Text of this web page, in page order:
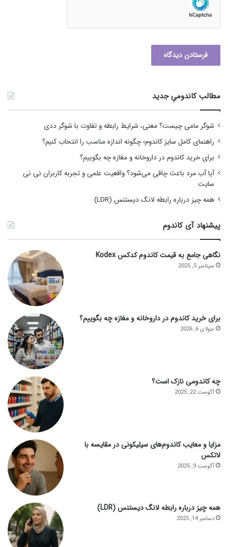
مطالب کاندومیِ جدید
شوگر مامی چیست؟ معنی، شرایط رابطه و تفاوت با شوگر ددی
راهنمای کامل سایز کاندوم؛ چگونه اندازه مناسب را انتخاب کنیم؟
برای خرید کاندوم در داروخانه و مغازه چه بگوییم؟
آیا آب مرد باعث چاقی می‌شود؟ واقعیت علمی و تجربه کاربران نی نی
سایت
همه چیز درباره رابطه لانگ دیستنس (LDR)
پیشنهاد آی کاندوم
نگاهی جامع به قیمت کاندوم کدکس Kodex
سپتامبر 5, 2025
برای خرید کاندوم در داروخانه و مغازه چه بگوییم؟
جولای 6, 2026
چه کاندومی نازک است؟
آگوست 22, 2025
مزایا و معایب کاندوم‌های سیلیکونی در مقایسه با
لاتکس
آگوست 9, 2025
همه چیز درباره رابطه لانگ دیستنس (LDR)
دسامبر 14, 2025